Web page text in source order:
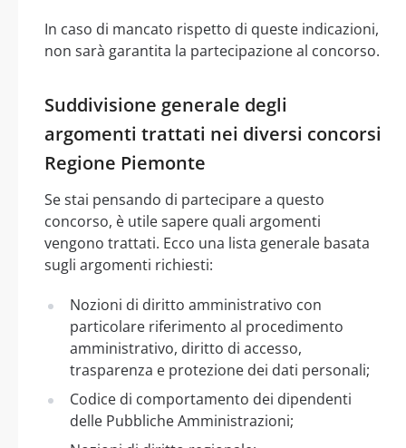
In caso di mancato rispetto di queste indicazioni,
non sarà garantita la partecipazione al concorso.
Suddivisione generale degli
argomenti trattati nei diversi concorsi
Regione Piemonte
Se stai pensando di partecipare a questo
concorso, è utile sapere quali argomenti
vengono trattati. Ecco una lista generale basata
sugli argomenti richiesti:
Nozioni di diritto amministrativo con
particolare riferimento al procedimento
amministrativo, diritto di accesso,
trasparenza e protezione dei dati personali;
Codice di comportamento dei dipendenti
delle Pubbliche Amministrazioni;